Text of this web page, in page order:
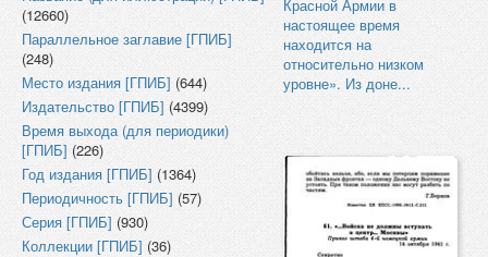
(12660)
Параллельное заглавие [ГПИБ]
(248)
Место издания [ГПИБ] (644)
Издательство [ГПИБ] (4399)
Время выхода (для периодики)
[ГПИБ] (226)
Год издания [ГПИБ] (1364)
Периодичность [ГПИБ] (57)
Серия [ГПИБ] (930)
Коллекции [ГПИБ] (36)
Красной Армии в
настоящее время
находится на
относительно низком
уровне». Из доне...